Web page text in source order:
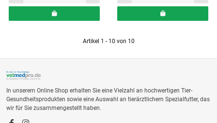
Artikel 1 - 10 von 10
In unserem Online Shop erhalten Sie eine Vielzahl an hochwertigen Tier-
Gesundheitsprodukten sowie eine Auswahl an tierärztlichem Spezialfutter, das
wir für Sie zusammengestellt haben.